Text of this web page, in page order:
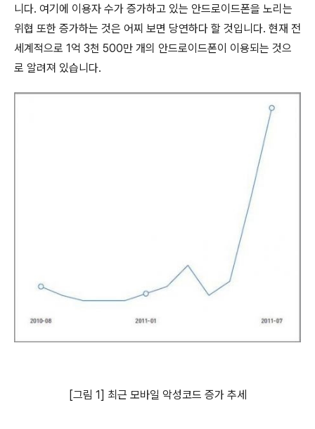
니다. 여기에 이용자 수가 증가하고 있는 안드로이드폰을 노리는
위협 또한 증가하는 것은 어찌 보면 당연하다 할 것입니다. 현재 전
세계적으로 1억 3천 500만 개의 안드로이드폰이 이용되는 것으
로 알려져 있습니다.
[그림 1] 최근 모바일 악성코드 증가 추세